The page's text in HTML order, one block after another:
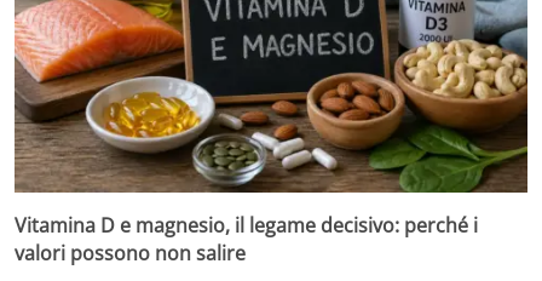
Vitamina D e magnesio, il legame decisivo: perché i
valori possono non salire